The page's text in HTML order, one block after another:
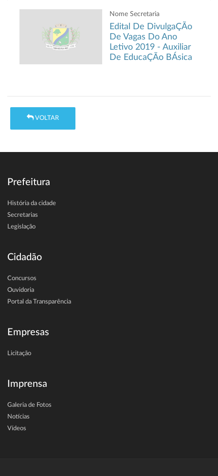
Nome Secretaria
Edital De DivulgaÇÃo
De Vagas Do Ano
Letivo 2019 - Auxiliar
De EducaÇÃo BÁsica
VOLTAR
Prefeitura
História da cidade
Secretarias
Legislação
Cidadão
Concursos
Ouvidoria
Portal da Transparência
Empresas
Licitação
Imprensa
Galeria de Fotos
Notícias
Vídeos